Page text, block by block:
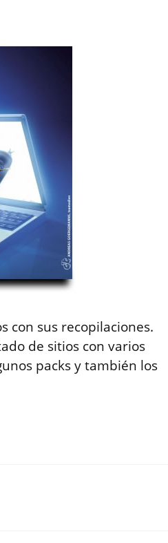
con sus recopilaciones.
de sitios con varios
packs y también los